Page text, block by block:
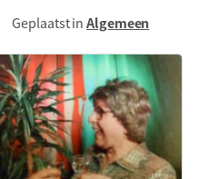
Geplaatst inAlgemeen